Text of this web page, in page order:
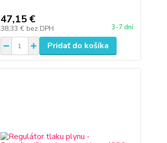
47,15 €
38,33 € bez DPH 3-7 dní
Pridať do košíka